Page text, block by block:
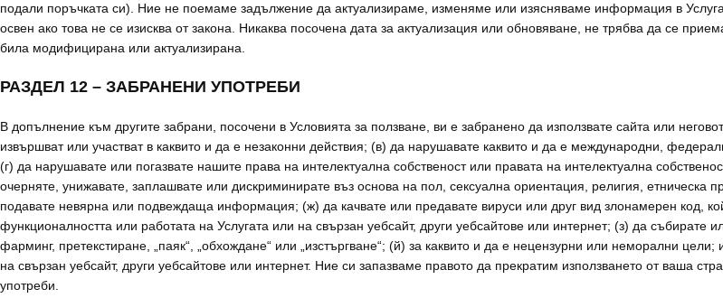
подали поръчката си). Ние не поемаме задължение да актуализираме, изменяме или изясняваме информация в
освен ако това не се изисква от закона. Никаква посочена дата за актуализация или обновяване, не трябва да се
била модифицирана или актуализирана.
РАЗДЕЛ 12 – ЗАБРАНЕНИ УПОТРЕБИ
В допълнение към другите забрани, посочени в Условията за ползване, ви е забранено да използвате сайта или
извършват или участват в каквито и да е незаконни действия; (в) да нарушавате каквито и да е международни,
(г) да нарушавате или погазвате нашите права на интелектуална собственост или правата на интелектуална
очерняте, унижавате, заплашвате или дискриминирате въз основа на пол, сексуална ориентация, религия, етническа
подавате невярна или подвеждаща информация; (ж) да качвате или предавате вируси или друг вид злонамерен код,
функционалността или работата на Услугата или на свързан уебсайт, други уебсайтове или интернет; (з) да
фарминг, претекстиране, „паяк“, „обхождане“ или „изстъргване“; (й) за каквито и да е нецензурни или неморални
на свързан уебсайт, други уебсайтове или интернет. Ние си запазваме правото да прекратим използването от ваша
употреби.